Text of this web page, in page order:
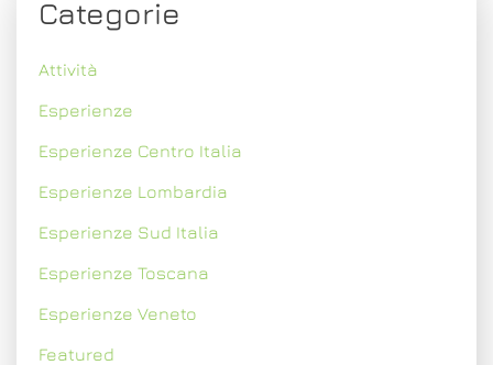
Categorie
Attività
Esperienze
Esperienze Centro Italia
Esperienze Lombardia
Esperienze Sud Italia
Esperienze Toscana
Esperienze Veneto
Featured